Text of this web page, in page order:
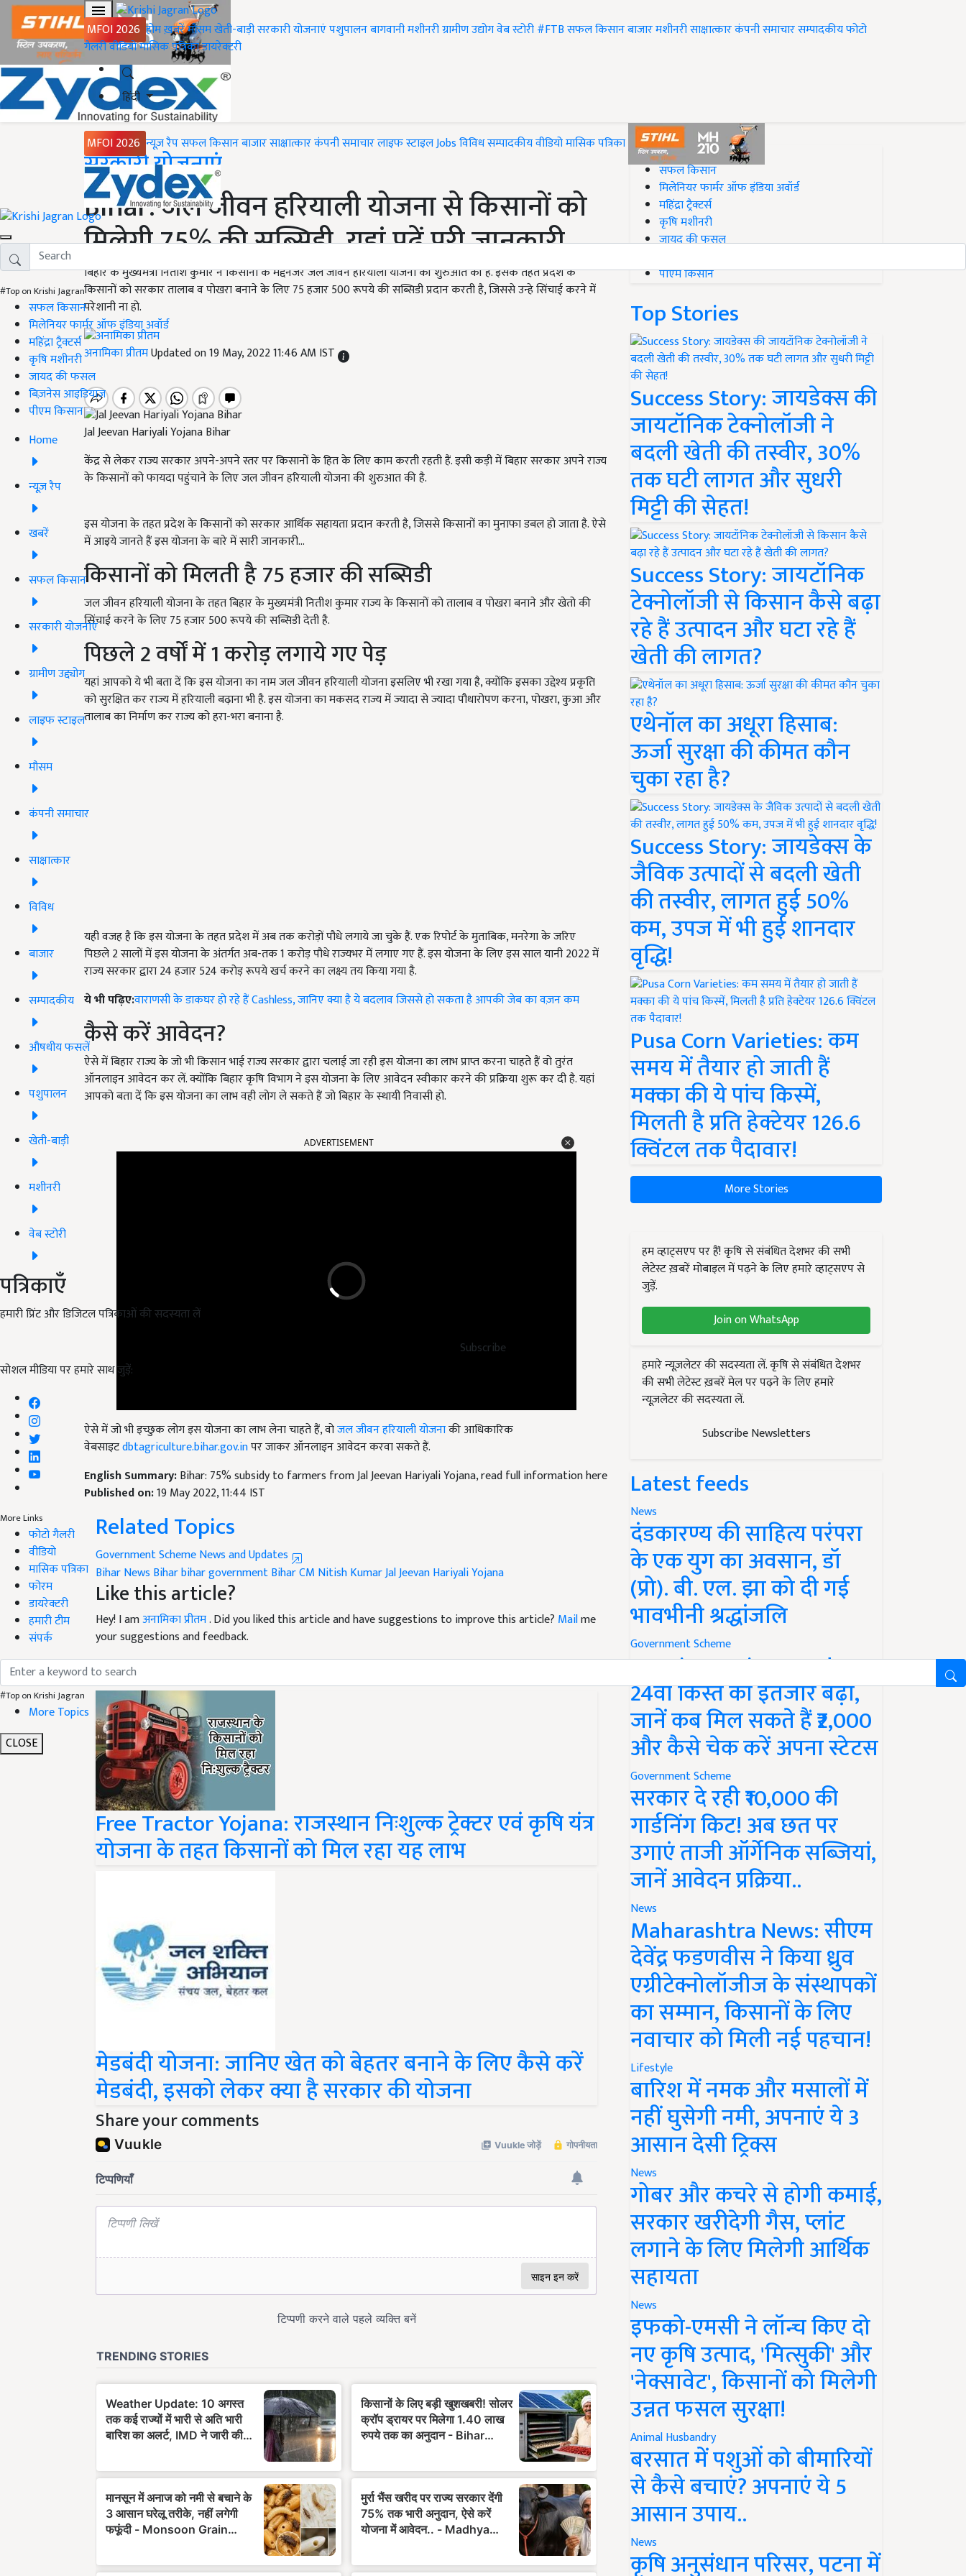
MFOI 2026 होमख़बरेंमौसमखेती-बाड़ीसरकारी योजनाएंपशुपालनबागवानीमशीनरीग्रामीण उद्योगवेब स्टोरी#FTBसफल किसानबाजारमशीनरीसाक्षात्कारकंपनी समाचारसम्पादकीयफोटो
गैलरीवीडियोमासिक पत्रिकाडायरेक्टरी
हिंदी
MFOI 2026 न्यूज़ रैपसफल किसानबाजारसाक्षात्कारकंपनी समाचारलाइफ स्टाइलJobsविविधसम्पादकीयवीडियोमासिक पत्रिका
#Top on Krishi Jagran
सफल किसान
मिलेनियर फार्मर ऑफ इंडिया अवॉर्ड
महिंद्रा ट्रैक्टर्स
कृषि मशीनरी
जायद की फसल
बिज़नेस आइडियाज
पीएम किसान
Home
न्यूज़ रैप
खबरें
सफल किसान
सरकारी योजनाएं
ग्रामीण उद्द्योग
लाइफ स्टाइल
मौसम
कंपनी समाचार
साक्षात्कार
विविध
बाजार
सम्पादकीय
औषधीय फसलें
पशुपालन
खेती-बाड़ी
मशीनरी
वेब स्टोरी
पत्रिकाएँ
हमारी प्रिंट और डिजिटल पत्रिकाओं की सदस्यता लें
Subscribe
सोशल मीडिया पर हमारे साथ जुड़ें:
More Links
फोटो गैलरी
वीडियो
मासिक पत्रिका
फोरम
डायरेक्टरी
हमारी टीम
संपर्क
#Top on Krishi Jagran
More Topics
CLOSE
Home
सरकारी योजनाएं
Bihar: जल जीवन हरियाली योजना से किसानों को
मिलेगी 75% की सब्सिडी, यहां पढ़ें पूरी जानकारी
बिहार के मुख्यमंत्री नितीश कुमार ने किसानों के मद्देनजर जल जीवन हरियाली योजना की शुरुआत की है. इसके तहत प्रदेश के
किसानों को सरकार तालाब व पोखरा बनाने के लिए 75 हजार 500 रूपये की सब्सिडी प्रदान करती है, जिससे उन्हे सिंचाई करने में
परेशानी ना हो.
अनामिका प्रीतमUpdated on 19 May, 2022 11:46 AM IST
Jal Jeevan Hariyali Yojana Bihar
केंद्र से लेकर राज्य सरकार अपने-अपने स्तर पर किसानों के हित के लिए काम करती रहती हैं. इसी कड़ी में बिहार सरकार अपने राज्य
के किसानों को फायदा पहुंचाने के लिए जल जीवन हरियाली योजना की शुरुआत की है.
इस योजना के तहत प्रदेश के किसानों को सरकार आर्थिक सहायता प्रदान करती है, जिससे किसानों का मुनाफा डबल हो जाता है. ऐसे
में आइये जानते हैं इस योजना के बारे में सारी जानकारी...
किसानों को मिलती है 75 हजार की सब्सिडी
जल जीवन हरियाली योजना के तहत बिहार के मुख्यमंत्री नितीश कुमार राज्य के किसानों को तालाब व पोखरा बनाने और खेतो की
सिंचाई करने के लिए75हजार500रूपये की सब्सिडी देती है.
पिछले2वर्षों में 1 करोड़ लगाये गए पेड़
यहां आपको ये भी बता दें कि इस योजना का नाम जल जीवन हरियाली योजना इसलिए भी रखा गया है, क्योंकि इसका उद्देश्य प्रकृति
को सुरक्षित कर राज्य में हरियाली बढ़ाना भी है. इस योजना का मकसद राज्य में ज्यादा से ज्यादा पौधारोपण करना,पोखरा, कुआ और
तालाब का निर्माण कर राज्य को हरा-भरा बनाना है.
यही वजह है कि इस योजना के तहत प्रदेश में अब तक करोड़ों पौधे लगाये जा चुके हैं. एक रिपोर्ट के मुताबिक, मनरेगा के जरिए
पिछले2सालों में इस योजना के अंतर्गत अब-तक1करोड़ पौधे राज्यभर में लगाए गए हैं. इस योजना के लिए इस साल यानी2022में
राज्य सरकार द्वारा24हजार524करोड़ रूपये खर्च करने का लक्ष्य तय किया गया है.
ये भी पढ़िए:वाराणसी के डाकघर हो रहे हैं Cashless, जानिए क्या है ये बदलाव जिससे हो सकता है आपकी जेब का वज़न कम
कैसे करें आवेदन?
ऐसे में बिहार राज्य के जो भी किसान भाई राज्य सरकार द्वारा चलाई जा रही इस योजना का लाभ प्राप्त करना चाहते हैं वो तुरंत
ऑनलाइन आवेदन कर लें. क्योंकि बिहार कृषि विभाग ने इस योजना के लिए आवेदन स्वीकार करने की प्रक्रिया शुरू कर दी है. यहां
आपको बता दें कि इस योजना का लाभ वही लोग ले सकते हैं जो बिहार के स्थायी निवासी हो.
ऐसे में जो भी इच्छुक लोग इस योजना का लाभ लेना चाहते हैं, वोजल जीवन हरियाली योजनाकी आधिकारिक
वेबसाइटdbtagriculture.bihar.gov.in पर जाकर ऑनलाइन आवेदन करवा सकते हैं.
English Summary:
Bihar: 75% subsidy to farmers from Jal Jeevan Hariyali Yojana, read full information here
Published on:19 May 2022, 11:44 IST
Related Topics
Government Scheme News and Updates
Bihar NewsBiharbihar governmentBihar CM Nitish Kumar
Like this article?
Hey! I amअनामिका प्रीतम. Did you liked this article and have suggestions to improve this article?
your suggestions and feedback.
Read next
Free Tractor Yojana: राजस्थान निःशुल्क ट्रेक्टर एवं कृषि यंत्र
योजना के तहत किसानों को मिल रहा यह लाभ
मेडबंदी योजना: जानिए खेत को बेहतर बनाने के लिए कैसे करें
मेडबंदी, इसको लेकर क्या है सरकार की योजना
Share your comments
#Top on Krishi Jagran
सफल किसान
मिलेनियर फार्मर ऑफ इंडिया अवॉर्ड
महिंद्रा ट्रैक्टर्स
कृषि मशीनरी
जायद की फसल
पीएम किसान
Top Stories
Success Story: जायडेक्स की
जायटॉनिक टेक्नोलॉजी ने
बदली खेती की तस्वीर, 30%
तक घटी लागत और सुधरी
मिट्टी की सेहत!
Success Story: जायटॉनिक
टेक्नोलॉजी से किसान कैसे बढ़ा
रहे हैं उत्पादन और घटा रहे हैं
खेती की लागत?
एथेनॉल का अधूरा हिसाब:
ऊर्जा सुरक्षा की कीमत कौन
चुका रहा है?
Success Story: जायडेक्स के
जैविक उत्पादों से बदली खेती
की तस्वीर, लागत हुई 50%
कम, उपज में भी हुई शानदार
वृद्धि!
Pusa Corn Varieties: कम
समय में तैयार हो जाती हैं
मक्का की ये पांच किस्में,
मिलती है प्रति हेक्टेयर 126.6
क्विंटल तक पैदावार!
More Stories
हम व्हाट्सएप पर हैं! कृषि से संबंधित देशभर की सभी
लेटेस्ट ख़बरें मोबाइल में पढ़ने के लिए हमारे व्हाट्सएप से
जुड़ें.
Join on WhatsApp
हमारे न्यूज़लेटर की सदस्यता लें. कृषि से संबंधित देशभर
की सभी लेटेस्ट ख़बरें मेल पर पढ़ने के लिए हमारे
न्यूज़लेटर की सदस्यता लें.
Subscribe Newsletters
Latest feeds
News
दंडकारण्य की साहित्य परंपरा
के एक युग का अवसान, डॉ
(प्रो). बी. एल. झा को दी गई
भावभीनी श्रद्धांजलि
Government Scheme
PM Kisan Yojana Update:
24वीं किस्त का इंतजार बढ़ा,
जानें कब मिल सकते हैं ₹2,000
और कैसे चेक करें अपना स्टेटस
Government Scheme
सरकार दे रही ₹10,000 की
गार्डनिंग किट! अब छत पर
उगाएं ताजी ऑर्गेनिक सब्जियां,
जानें आवेदन प्रक्रिया..
News
Maharashtra News: सीएम
देवेंद्र फडणवीस ने किया ध्रुव
एग्रीटेक्नोलॉजीज के संस्थापकों
का सम्मान, किसानों के लिए
नवाचार को मिली नई पहचान!
Lifestyle
बारिश में नमक और मसालों में
नहीं घुसेगी नमी, अपनाएं ये 3
आसान देसी ट्रिक्स
News
गोबर और कचरे से होगी कमाई,
सरकार खरीदेगी गैस, प्लांट
लगाने के लिए मिलेगी आर्थिक
सहायता
News
इफको-एमसी ने लॉन्च किए दो
नए कृषि उत्पाद, 'मित्सुकी' और
'नेक्सावेट', किसानों को मिलेगी
उन्नत फसल सुरक्षा!
Animal Husbandry
बरसात में पशुओं को बीमारियों
से कैसे बचाएं? अपनाएं ये 5
आसान उपाय..
News
कृषि अनुसंधान परिसर, पटना में